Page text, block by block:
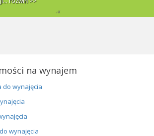
na wynajem
do wynajęcia
wynajęcia